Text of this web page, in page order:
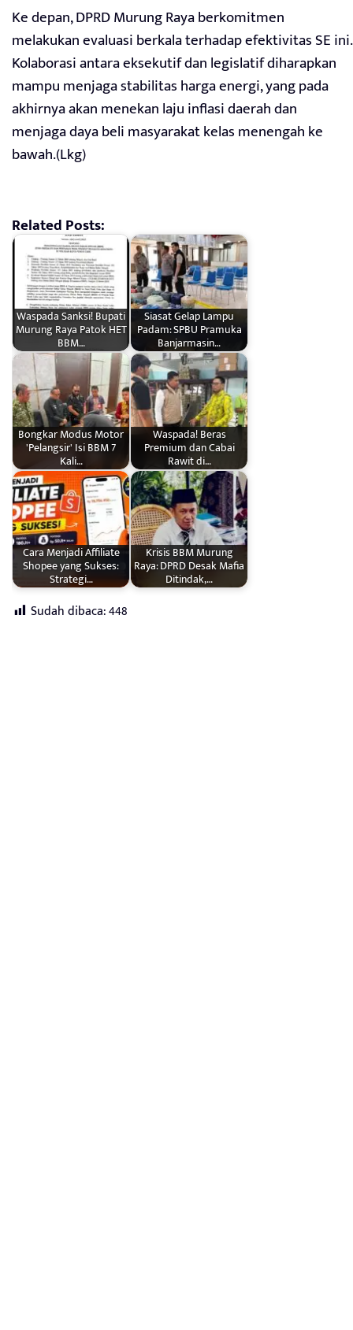
Ke depan, DPRD Murung Raya berkomitmen
melakukan evaluasi berkala terhadap efektivitas SE ini.
Kolaborasi antara eksekutif dan legislatif diharapkan
mampu menjaga stabilitas harga energi, yang pada
akhirnya akan menekan laju inflasi daerah dan
menjaga daya beli masyarakat kelas menengah ke
bawah.(Lkg)
Related Posts:
Waspada Sanksi! Bupati
Murung Raya Patok HET
BBM…
Siasat Gelap Lampu
Padam: SPBU Pramuka
Banjarmasin…
Bongkar Modus Motor
'Pelangsir' Isi BBM 7
Kali…
Waspada! Beras
Premium dan Cabai
Rawit di…
Cara Menjadi Affiliate
Shopee yang Sukses:
Strategi…
Krisis BBM Murung
Raya: DPRD Desak Mafia
Ditindak,…
Sudah dibaca:448